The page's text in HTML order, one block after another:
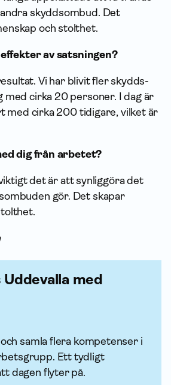
skydds­ombud. Det
och stolthet.
av satsningen?
Vi har blivit fler skydds­
med cirka 20 personer. I dag är
med cirka 200 tidigare, vilket är
dig från arbetet?
det är att synliggöra det
gör. Det skapar
Uddevalla med
samla flera kompetenser i
Ett tydligt
dagen flyter på.